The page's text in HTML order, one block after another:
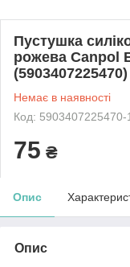
Пустушка
рожева Canpol
(5903407225470)
Немає в наявності
Код: 5903407225470-1
75 ₴
Опис
Опис